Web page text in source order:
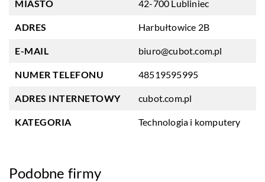
MIASTO 42-700 Lubliniec
ADRES Harbułtowice 2B
E-MAIL biuro@cubot.com.pl
NUMER TELEFONU 48519595995
ADRES INTERNETOWY cubot.com.pl
KATEGORIA Technologia i komputery
Podobne firmy